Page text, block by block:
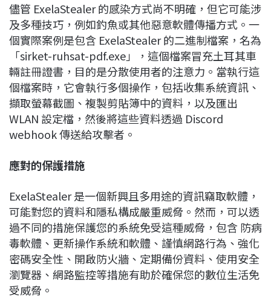
儘管 ExelaStealer 的感染方式尚不明確，但它可能涉
及多種技巧，例如釣魚或其他惡意軟體傳播方式。一
個實際案例是包含 ExelaStealer 的二進制檔案，名為
「sirket-ruhsat-pdf.exe」，這個檔案冒充土耳其車
輛註冊證書，目的是分散使用者的注意力。當執行這
個檔案時，它會執行多個操作，包括收集系統資訊、
擷取螢幕截圖、複製剪貼簿中的資料，以及匯出
WLAN 設定檔，然後將這些資料透過 Discord
webhook 傳送給攻擊者。
應對的保護措施
ExelaStealer 是一個新興且多用途的資訊竊取軟體，
可能對您的資料和隱私構成嚴重威脅。然而，可以透
過不同的措施保護您的系統免受這種威脅，包含 防病
毒軟體、更新操作系統和軟體、謹慎網路行為、強化
密碼安全性、開啟防火牆、定期備份資料、使用安全
瀏覽器、網路監控等措施有助於確保您的數位生活免
受威脅。